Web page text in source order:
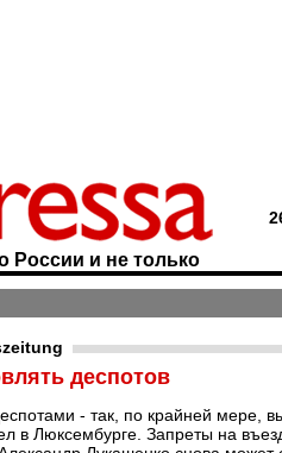
России и не только
деспотов
- так, по крайней мере,
в Люксембурге. Запреты на